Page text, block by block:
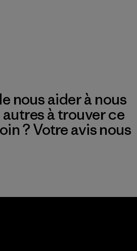
nous aider à nous
autres à trouver ce
? Votre avis nous